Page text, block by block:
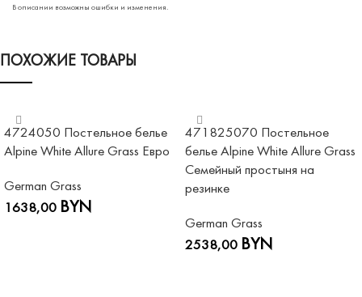
В описании возможны ошибки и изменения.
ПОХОЖИЕ ТОВАРЫ
4724050 Постельное белье
Alpine White Allure Grass Евро
German Grass
1638,00 BYN
471825070 Постельное
белье Alpine White Allure Grass
Семейный простыня на
резинке
German Grass
2538,00 BYN